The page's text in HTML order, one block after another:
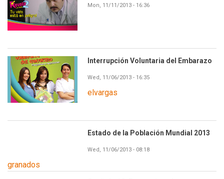
Mon, 11/11/2013 - 16:36
Interrupción Voluntaria del Embarazo
Wed, 11/06/2013 - 16:35
elvargas
Estado de la Población Mundial 2013
Wed, 11/06/2013 - 08:18
granados